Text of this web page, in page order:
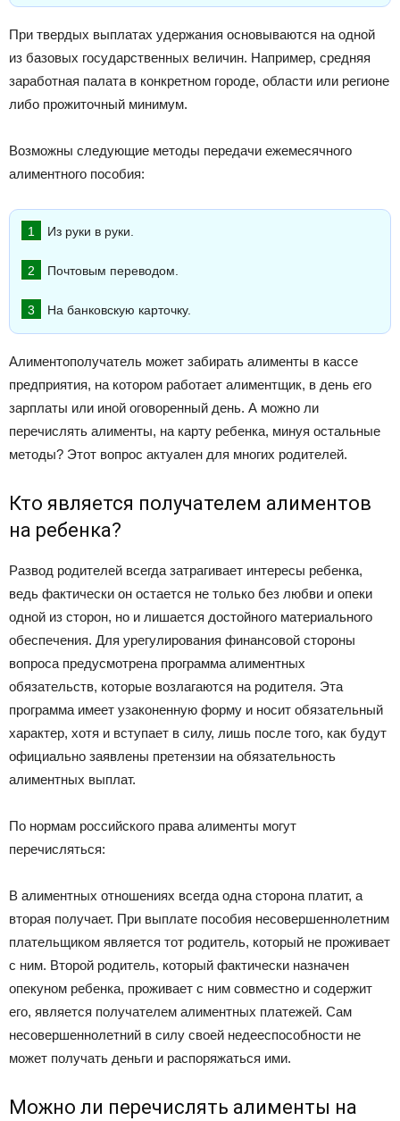
При твердых выплатах удержания основываются на одной
из базовых государственных величин. Например, средняя
заработная палата в конкретном городе, области или регионе
либо прожиточный минимум.
Возможны следующие методы передачи ежемесячного
алиментного пособия:
Из руки в руки.
Почтовым переводом.
На банковскую карточку.
Алиментополучатель может забирать алименты в кассе
предприятия, на котором работает алиментщик, в день его
зарплаты или иной оговоренный день. А можно ли
перечислять алименты, на карту ребенка, минуя остальные
методы? Этот вопрос актуален для многих родителей.
Кто является получателем алиментов
на ребенка?
Развод родителей всегда затрагивает интересы ребенка,
ведь фактически он остается не только без любви и опеки
одной из сторон, но и лишается достойного материального
обеспечения. Для урегулирования финансовой стороны
вопроса предусмотрена программа алиментных
обязательств, которые возлагаются на родителя. Эта
программа имеет узаконенную форму и носит обязательный
характер, хотя и вступает в силу, лишь после того, как будут
официально заявлены претензии на обязательность
алиментных выплат.
По нормам российского права алименты могут
перечисляться:
В алиментных отношениях всегда одна сторона платит, а
вторая получает. При выплате пособия несовершеннолетним
плательщиком является тот родитель, который не проживает
с ним. Второй родитель, который фактически назначен
опекуном ребенка, проживает с ним совместно и содержит
его, является получателем алиментных платежей. Сам
несовершеннолетний в силу своей недееспособности не
может получать деньги и распоряжаться ими.
Можно ли перечислять алименты на